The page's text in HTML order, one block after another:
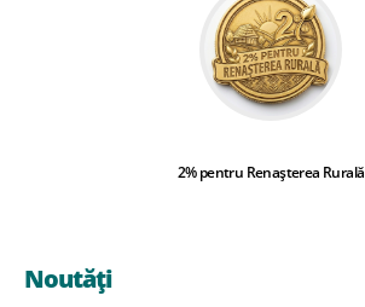
2% pentru Renașterea Rurală
Noutăți